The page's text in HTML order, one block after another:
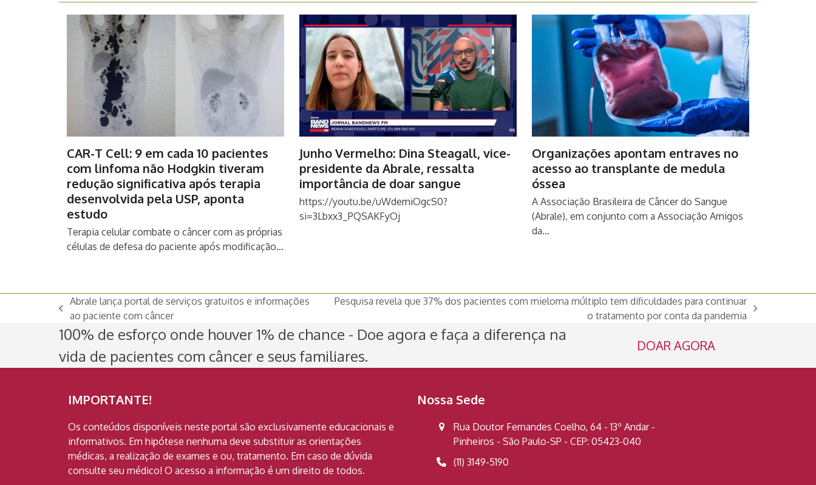
CAR-T Cell: 9 em cada 10 pacientes
com linfoma não Hodgkin tiveram
redução significativa após terapia
desenvolvida pela USP, aponta
estudo
Terapia celular combate o câncer com as próprias
células de defesa do paciente após modificação…
Junho Vermelho: Dina Steagall, vice-
presidente da Abrale, ressalta
importância de doar sangue
https://youtu.be/uWdemiOgcS0?
si=3Lbxx3_PQSAKFyOj
Organizações apontam entraves no
acesso ao transplante de medula
óssea
A Associação Brasileira de Câncer do Sangue
(Abrale), em conjunto com a Associação Amigos
da…
previous
post:
Abrale lança portal de serviços gratuitos e informações
ao paciente com câncer
post:
Pesquisa revela que 37% dos pacientes com mieloma múltiplo tem dificuldades para continuar
o tratamento por conta da pandemia
100% de esforço onde houver 1% de chance - Doe agora e faça a diferença na
vida de pacientes com câncer e seus familiares.
DOAR AGORA
IMPORTANTE!
Os conteúdos disponíveis neste portal são exclusivamente educacionais e
informativos. Em hipótese nenhuma deve substituir as orientações
médicas, a realização de exames e ou, tratamento. Em caso de dúvida
consulte seu médico! O acesso a informação é um direito de todos.
Nossa Sede
Rua Doutor Fernandes Coelho, 64 - 13º Andar -
Pinheiros - São Paulo-SP - CEP: 05423-040
(11) 3149-5190